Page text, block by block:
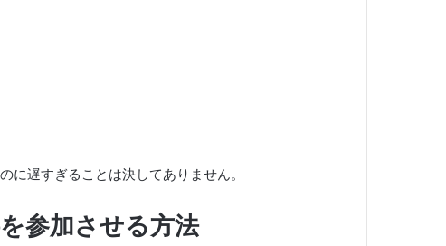
に遅すぎることは決してありません。
参加させる方法